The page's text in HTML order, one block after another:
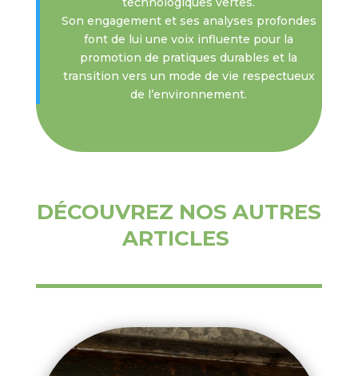
Son engagement et ses analyses profondes
font de lui une voix influente pour la
promotion de pratiques durables et la
transition vers un mode de vie respectueux
de l’environnement.
DÉCOUVREZ NOS AUTRES
ARTICLES